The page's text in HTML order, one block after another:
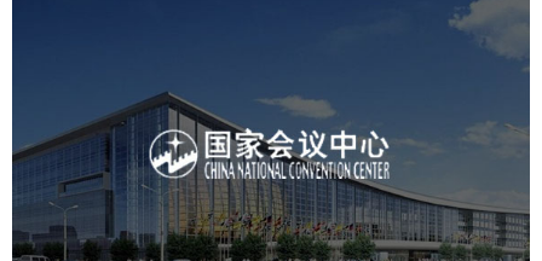
国家会议中心
专业服务 网站建设 网站设计